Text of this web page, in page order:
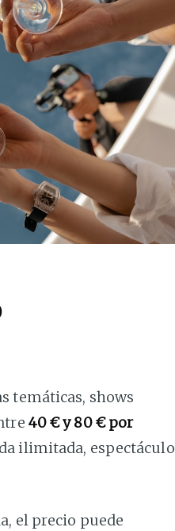
temáticas, shows
40 € y 80 € por
ilimitada, espectáculo
el precio puede